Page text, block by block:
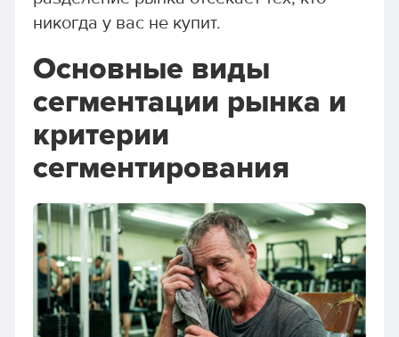
никогда у вас не купит.
Основные виды
сегментации рынка и
критерии
сегментирования